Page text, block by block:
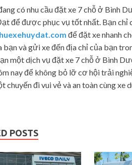
có nhu cầu đặt xe 7 chỗ ở Bình
để được phục vụ tốt nhất. Bạn chỉ
để đặt xe nhanh
bạn và gửi xe đến địa chỉ của bạn
một dịch vụ đặt xe 7 chỗ ở Bình
nay để không bỏ lỡ cơ hội trải
chuyến đi vui vẻ và an toàn cùng xe
POSTS